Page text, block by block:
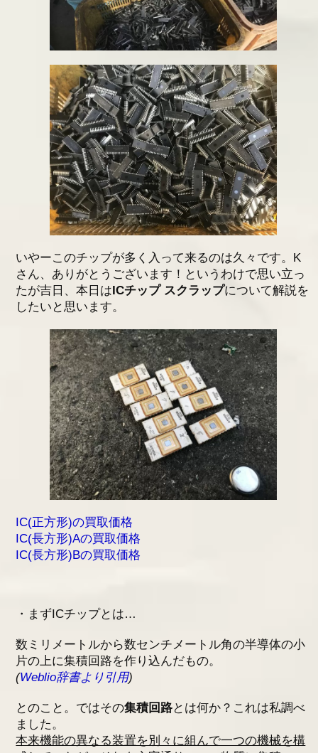
いやーこのチップが多く入って来るのは久々です。K
さん、ありがとうございます！というわけで思い立っ
たが吉日、本日はICチップ スクラップについて解説を
したいと思います。
IC(正方形)の買取価格
IC(長方形)Aの買取価格
IC(長方形)Bの買取価格
・まずICチップとは…
数ミリメートルから数センチメートル角の半導体の小
片の上に集積回路を作り込んだもの。
(Weblio辞書より引用)
とのこと。ではその集積回路とは何か？これは私調べ
ました。
本来機能の異なる装置を別々に組んで一つの機械を構